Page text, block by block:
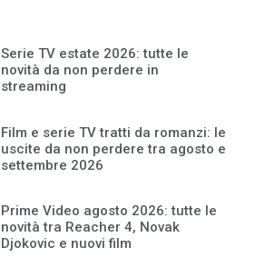
Serie TV estate 2026: tutte le
novità da non perdere in
streaming
Film e serie TV tratti da romanzi: le
uscite da non perdere tra agosto e
settembre 2026
Prime Video agosto 2026: tutte le
novità tra Reacher 4, Novak
Djokovic e nuovi film